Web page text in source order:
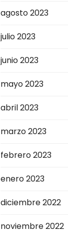
agosto 2023
julio 2023
junio 2023
mayo 2023
abril 2023
marzo 2023
febrero 2023
enero 2023
diciembre 2022
noviembre 2022